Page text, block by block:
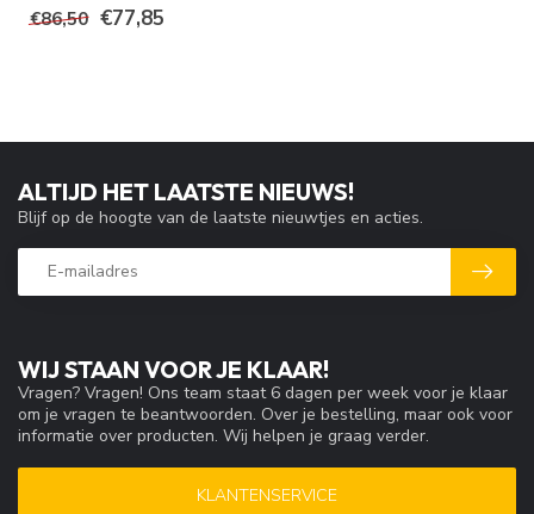
€86,50 €77,85
WIJ STAAN VOOR JE KLAAR!
Vragen? Vragen! Ons team staat 6 dagen per week voor je klaar
om je vragen te beantwoorden. Over je bestelling, maar ook voor
informatie over producten. Wij helpen je graag verder.
KLANTENSERVICE
ALTIJD HET LAATSTE NIEUWS!
Blijf op de hoogte van de laatste nieuwtjes en acties.